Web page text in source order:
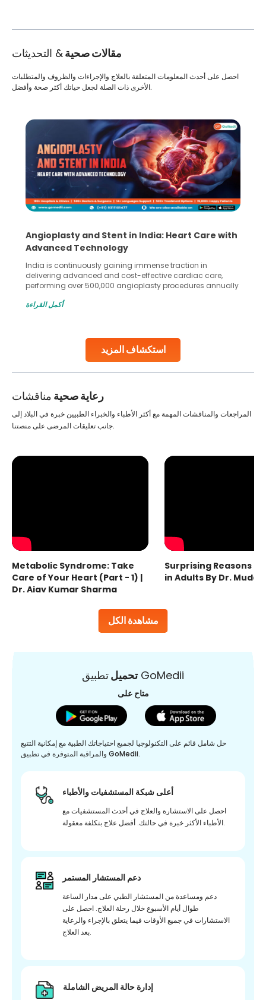
مقالات صحية& التحديثات
استكشاف المزيد
احصل على أحدث المعلومات المتعلقة بالعلاج والإجراءات والظروف والمتطلبات
الأخرى ذات الصلة لجعل حياتك أكثر صحة وأفضل.
Angioplasty and Stent in India: Heart Care with
Advanced Technology
India is continuously gaining immense traction in
delivering advanced and cost-effective cardiac care,
performing over 500,000 angioplasty procedures annually
globe are searching for treatments like angioplasty and
Studies, such as one published
أكمل القراءة
رعاية صحية مناقشات
مشاهدة الكل
المراجعات والمناقشات المهمة مع أكثر الأطباء والخبراء الطبيين خبرة في البلاد إلى
جانب تعليقات المرضى على منصتنا.
Metabolic Syndrome: Take
Care of Your Heart (Part - 1) |
Dr. Ajay Kumar Sharma
Surprising Reasons
in Adults By Dr.
تحميلتطبيق GoMedii
متاح على
حل شامل قائم على التكنولوجيا لجميع احتياجاتك الطبية مع إمكانية التتبع
والمراقبة المتوفرة في تطبيق GoMedii.
أعلى شبكة المستشفيات والأطباء
احصل على الاستشارة والعلاج في أحدث المستشفيات مع
الأطباء الأكثر خبرة في حالتك. أفضل علاج بتكلفة معقولة.
دعم المستشار المستمر
دعم ومساعدة من المستشار الطبي على مدار الساعة
طوال أيام الأسبوع خلال رحلة العلاج. احصل على
الاستشارات في جميع الأوقات فيما يتعلق بالإجراء والرعاية
بعد العلاج.
إدارة حالة المريض الشاملة